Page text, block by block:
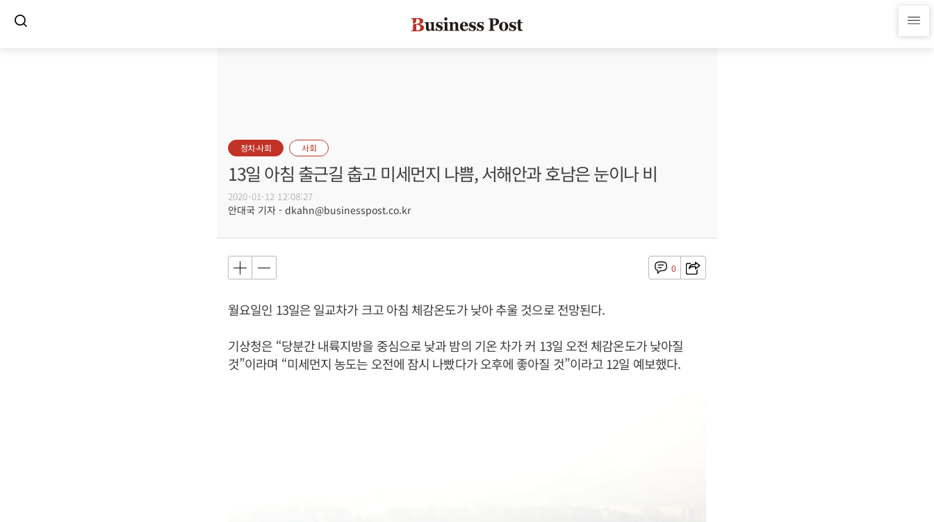
정치·사회 사회
13일 아침 출근길 춥고 미세먼지 나쁨, 서해안과 호남은 눈이나 비
2020-01-12 12:08:27
안대국 기자 - dkahn@businesspost.co.kr
0
월요일인 13일은 일교차가 크고 아침 체감온도가 낮아 추울 것으로 전망된다.
기상청은 “당분간 내륙지방을 중심으로 낮과 밤의 기온 차가 커 13일 오전 체감온도가 낮아질
것”이라며 “미세먼지 농도는 오전에 잠시 나빴다가 오후에 좋아질 것”이라고 12일 예보했다.